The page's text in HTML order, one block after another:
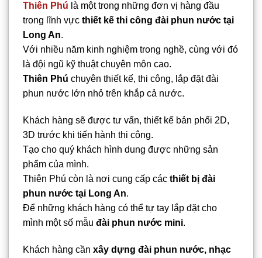
Thiên Phú là một trong những đơn vị hàng đầu
trong lĩnh vực thiết kế thi công đài phun nước tại
Long An.
Với nhiều năm kinh nghiệm trong nghề, cùng với đó
là đội ngũ kỹ thuật chuyên môn cao.
Thiên Phú chuyên thiết kế, thi công, lắp đặt đài
phun nước lớn nhỏ trên khắp cả nước.
Khách hàng sẽ được tư vấn, thiết kế bản phối 2D,
3D trước khi tiến hành thi công.
Tạo cho quý khách hình dung được những sản
phẩm của mình.
Thiên Phú còn là nơi cung cấp các thiết bị đài
phun nước tại Long An.
Để những khách hàng có thể tự tay lắp đặt cho
mình một số mẫu đài phun nước mini.
Khách hàng cần xây dựng đài phun nước, nhạc